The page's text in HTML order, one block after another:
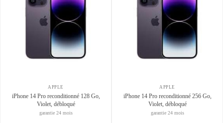
APPLE
iPhone 14 Pro reconditionné 128 Go,
Violet, débloqué
garantie 24 mois
APPLE
iPhone 14 Pro reconditionné 256 Go,
Violet, débloqué
garantie 24 mois